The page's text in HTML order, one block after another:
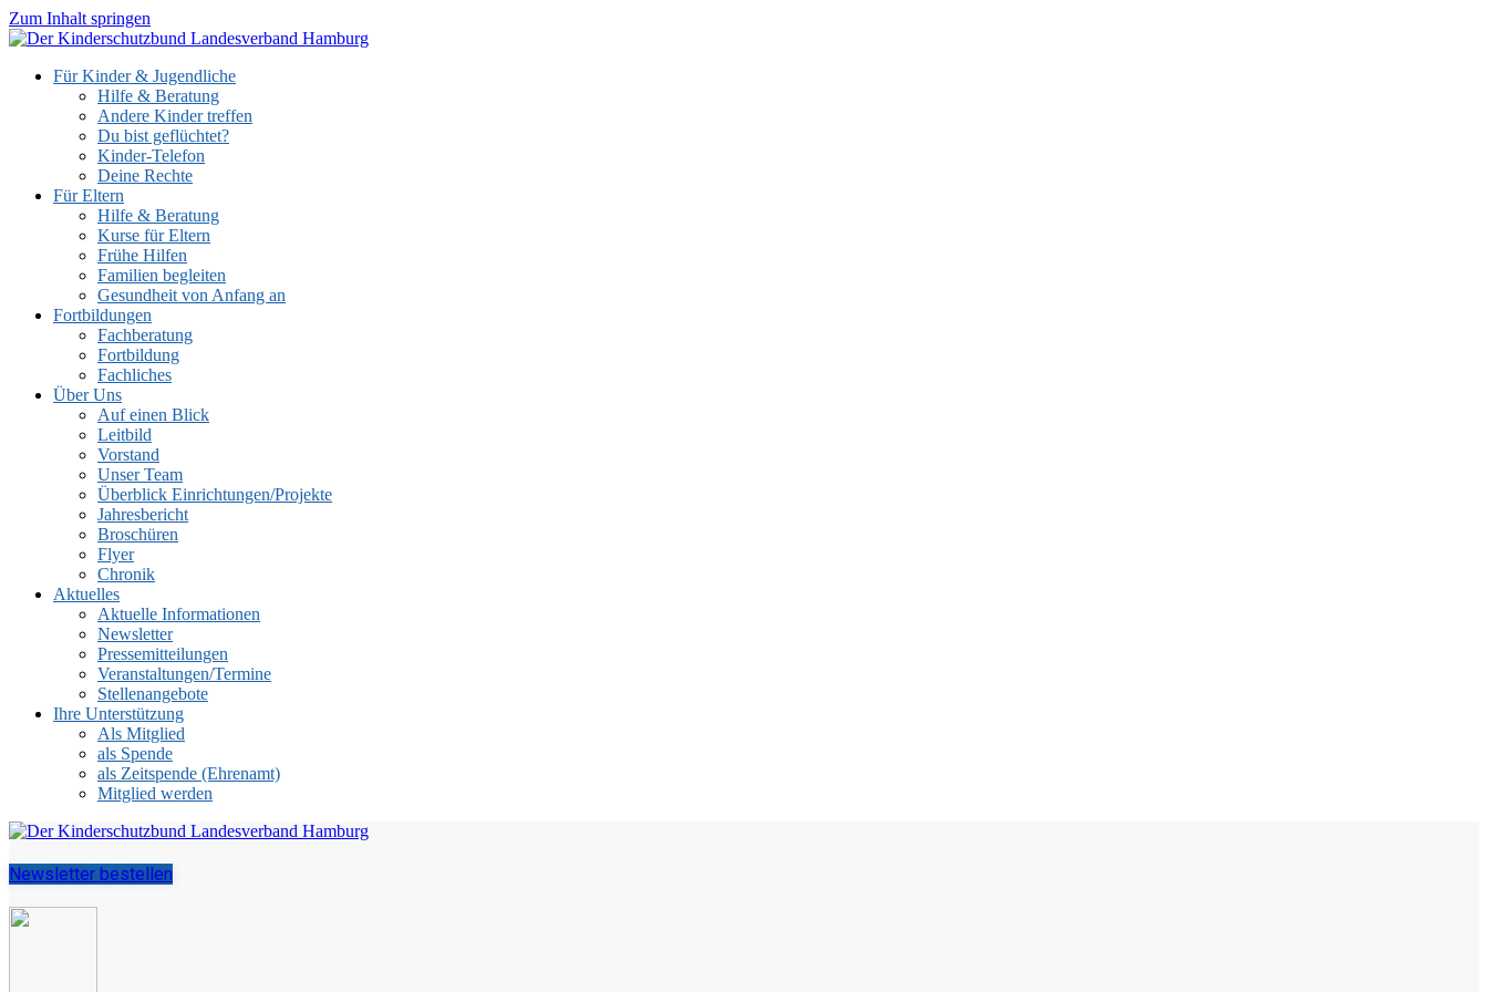
Zum Inhalt springen
Für Kinder & Jugendliche
Hilfe & Beratung
Andere Kinder treffen
Du bist geflüchtet?
Kinder-Telefon
Deine Rechte
Für Eltern
Hilfe & Beratung
Kurse für Eltern
Frühe Hilfen
Familien begleiten
Gesundheit von Anfang an
Fortbildungen
Fachberatung
Fortbildung
Fachliches
Über Uns
Auf einen Blick
Leitbild
Vorstand
Unser Team
Überblick Einrichtungen/Projekte
Jahresbericht
Broschüren
Flyer
Chronik
Aktuelles
Aktuelle Informationen
Newsletter
Pressemitteilungen
Veranstaltungen/Termine
Stellenangebote
Ihre Unterstützung
Als Mitglied
als Spende
als Zeitspende (Ehrenamt)
Mitglied werden
Newsletter bestellen